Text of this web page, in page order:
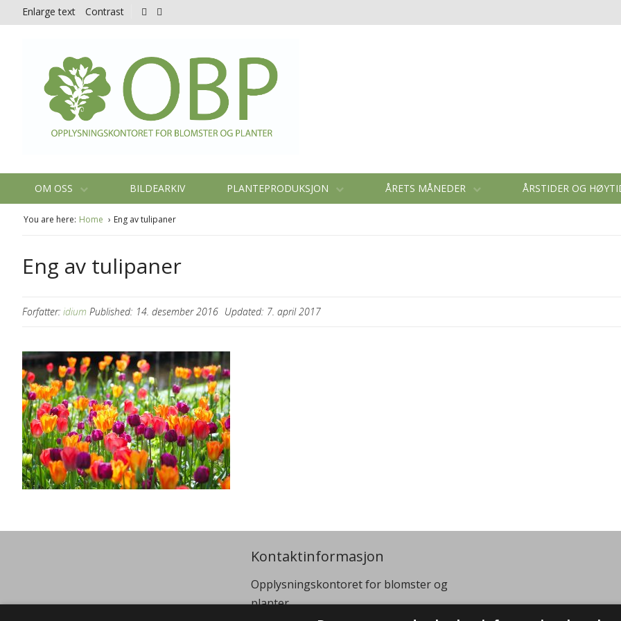
Enlarge text Contrast
OM OSS BILDEARKIV PLANTEPRODUKSJON ÅRETS MÅNEDER ÅRSTIDER OG
You are here: Home Eng av tulipaner
Eng av tulipaner
Forfatter: idium Published: 14. desember 2016 Updated: 7. april 2017
Kontaktinformasjon
Opplysningskontoret for blomster og
planter